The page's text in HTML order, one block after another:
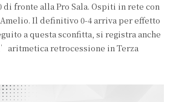
di fronte alla Pro Sala. Ospiti in rete con
Il definitivo 0-4 arriva per effetto
a questa sconfitta, si registra anche
retrocessione in Terza